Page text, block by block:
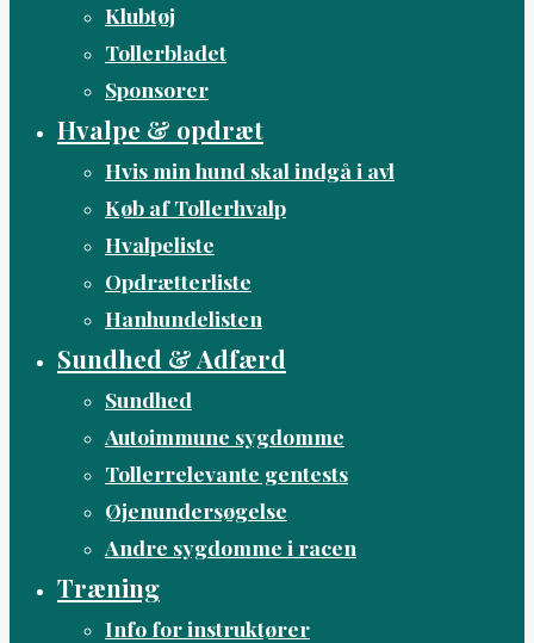
Klubtøj
Tollerbladet
Sponsorer
Hvalpe & opdræt
Hvis min hund skal indgå i avl
Køb af Tollerhvalp
Hvalpeliste
Opdrætterliste
Hanhundelisten
Sundhed & Adfærd
Sundhed
Autoimmune sygdomme
Tollerrelevante gentests
Øjenundersøgelse
Andre sygdomme i racen
Træning
Info for instruktører